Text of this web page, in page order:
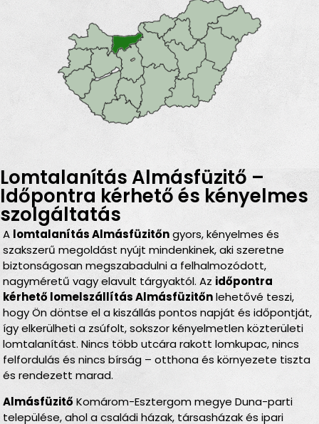
Lomtalanítás Almásfüzitő –
Időpontra kérhető és kényelmes
szolgáltatás
A lomtalanítás Almásfüzitőngyors, kényelmes és
szakszerű megoldást nyújt mindenkinek, aki szeretne
biztonságosan megszabadulni a felhalmozódott,
nagyméretű vagy elavult tárgyaktól. Az időpontra
kérhető lomelszállítás Almásfüzitőnlehetővé teszi,
hogy Ön döntse el a kiszállás pontos napját és időpontját,
így elkerülheti a zsúfolt, sokszor kényelmetlen közterületi
lomtalanítást. Nincs több utcára rakott lomkupac, nincs
felfordulás és nincs bírság – otthona és környezete tiszta
és rendezett marad.
AlmásfüzitőKomárom-Esztergom megye Duna-parti
települése, ahol a családi házak, társasházak és ipari